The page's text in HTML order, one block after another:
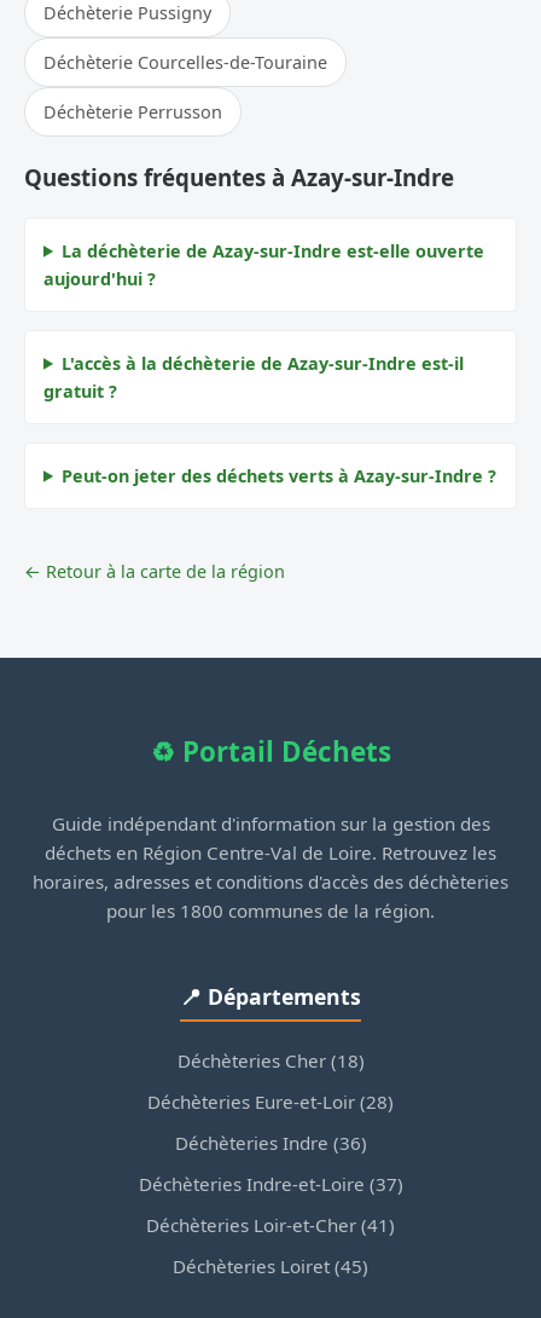
Déchèterie Pussigny
Déchèterie Courcelles-de-Touraine
Déchèterie Perrusson
Questions fréquentes à Azay-sur-Indre
La déchèterie de Azay-sur-Indre est-elle ouverte
aujourd'hui ?
L'accès à la déchèterie de Azay-sur-Indre est-il
gratuit ?
Peut-on jeter des déchets verts à Azay-sur-Indre ?
← Retour à la carte de la région
♻️ Portail Déchets
Guide indépendant d'information sur la gestion des
déchets en Région Centre-Val de Loire. Retrouvez les
horaires, adresses et conditions d'accès des déchèteries
pour les 1800 communes de la région.
📍 Départements
Déchèteries Cher (18)
Déchèteries Eure-et-Loir (28)
Déchèteries Indre (36)
Déchèteries Indre-et-Loire (37)
Déchèteries Loir-et-Cher (41)
Déchèteries Loiret (45)